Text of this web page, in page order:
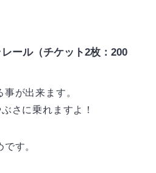
ール（チケット2枚：200
が出来ます。
さに乗れますよ！
す。